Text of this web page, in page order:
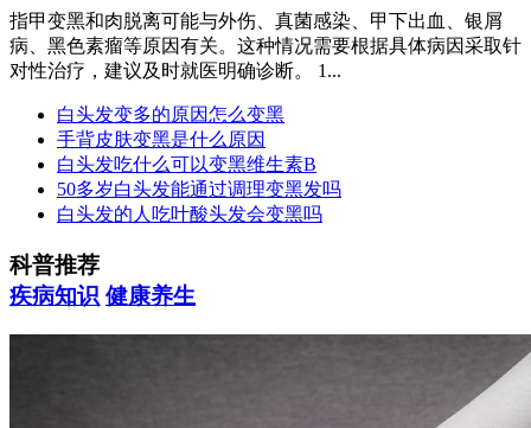
指甲变黑和肉脱离可能与外伤、真菌感染、甲下出血、银屑
病、黑色素瘤等原因有关。这种情况需要根据具体病因采取针
对性治疗，建议及时就医明确诊断。 1...
白头发变多的原因怎么变黑
手背皮肤变黑是什么原因
白头发吃什么可以变黑维生素B
50多岁白头发能通过调理变黑发吗
白头发的人吃叶酸头发会变黑吗
科普推荐
疾病知识 健康养生